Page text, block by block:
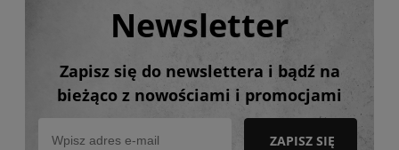
Newsletter
Zapisz się do newslettera i bądź na
bieżąco z nowościami i promocjami
ZAPISZ SIĘ